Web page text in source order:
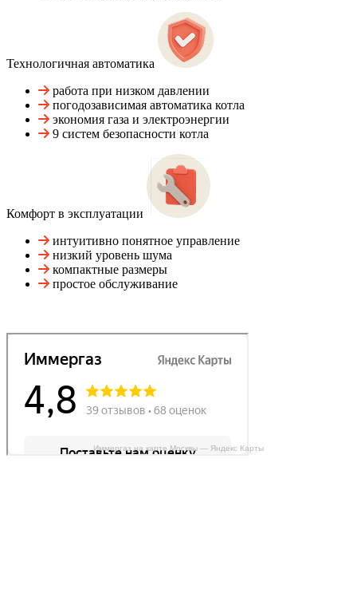
Технологичная автоматика
работа при низком давлении
погодозависимая автоматика котла
экономия газа и электроэнергии
9 систем безопасности котла
Комфорт в эксплуатации
интуитивно понятное управление
низкий уровень шума
компактные размеры
простое обслуживание
Иммергаз на карте Москвы — Яндекс Карты